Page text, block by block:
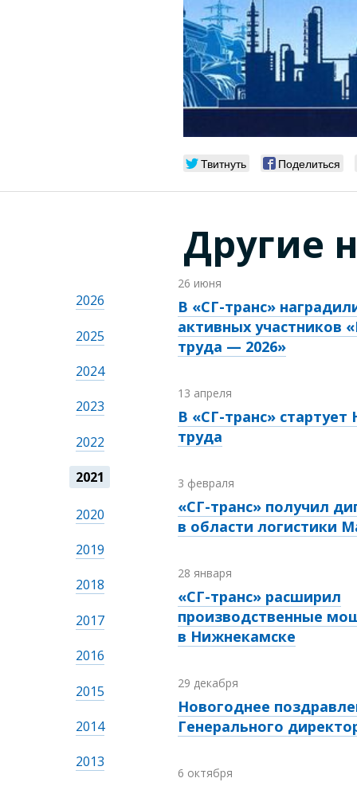
Твитнуть Поделиться
Другие
2026
2025
2024
2023
2022
2021
2020
2019
2018
2017
2016
2015
2014
2013
26 июня
В «СГ-транс»
активных участников
труда — 2026»
13 апреля
В «СГ-транс»
труда
3 февраля
«СГ-транс» получил
в области логистики
28 января
«СГ-транс» расширил
производственные
в Нижнекамске
29 декабря
Новогоднее
Генерального
6 октября